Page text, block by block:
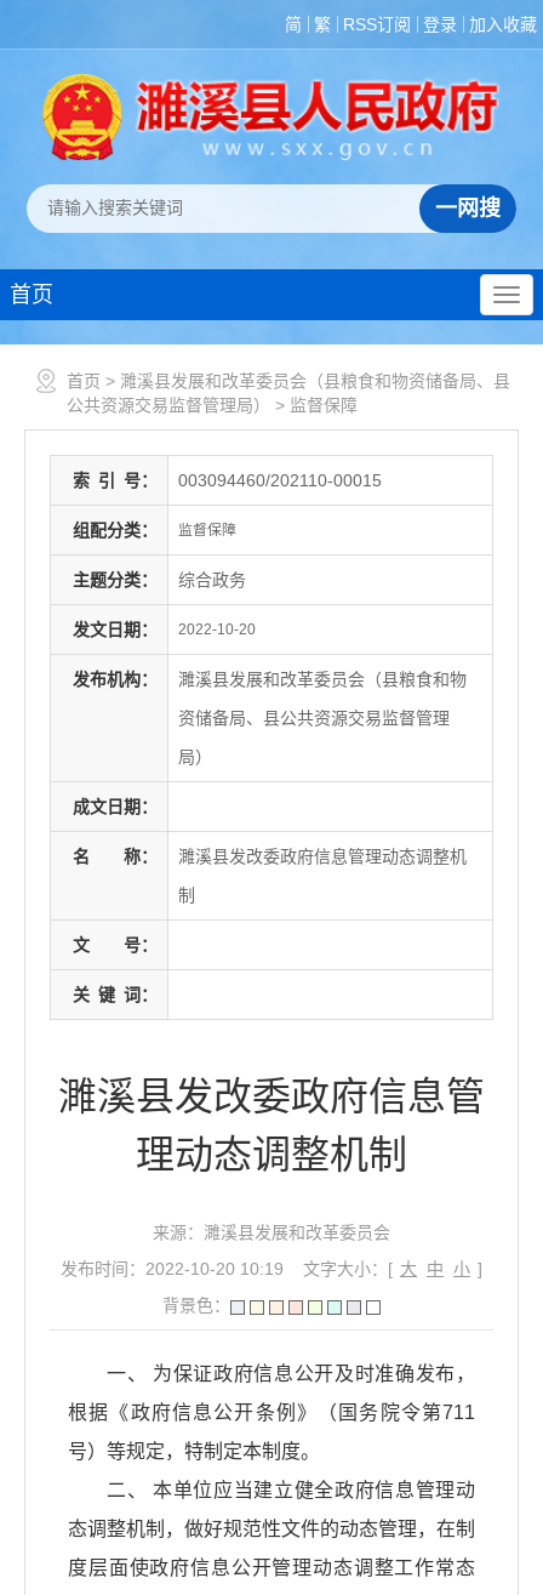
简 繁 RSS订阅 登录 加入收藏
首页
首页 > 濉溪县发展和改革委员会（县粮食和物资储备局、县
公共资源交易监督管理局）
> 监督保障
索 引 号： 003094460/202110-00015
组配分类： 监督保障
主题分类： 综合政务
发文日期： 2022-10-20
发布机构：
濉溪县发展和改革委员会（县粮食和物
资储备局、县公共资源交易监督管理
局）
成文日期：
名 称：
濉溪县发改委政府信息管理动态调整机
制
文 号：
关 键 词：
濉溪县发改委政府信息管
理动态调整机制
来源：濉溪县发展和改革委员会
发布时间：2022-10-20 10:19
文字大小：[ 大 中 小 ]
背景色：
一、 为保证政府信息公开及时准确发布，
根据《政府信息公开条例》（国务院令第711
号）等规定，特制定本制度。
二、 本单位应当建立健全政府信息管理动
态调整机制，做好规范性文件的动态管理，在制
度层面使政府信息公开管理动态调整工作常态